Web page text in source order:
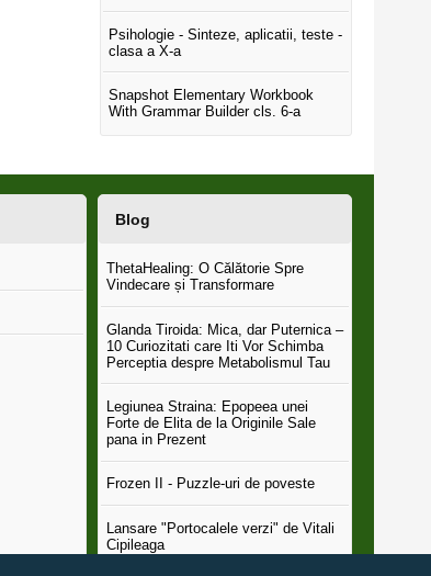
Psihologie - Sinteze, aplicatii, teste -
clasa a X-a
Snapshot Elementary Workbook
With Grammar Builder cls. 6-a
Blog
ThetaHealing: O Călătorie Spre
Vindecare și Transformare
Glanda Tiroida: Mica, dar Puternica –
10 Curiozitati care Iti Vor Schimba
Perceptia despre Metabolismul Tau
Legiunea Straina: Epopeea unei
Forte de Elita de la Originile Sale
pana in Prezent
Frozen II - Puzzle-uri de poveste
Lansare "Portocalele verzi" de Vitali
Cipileaga